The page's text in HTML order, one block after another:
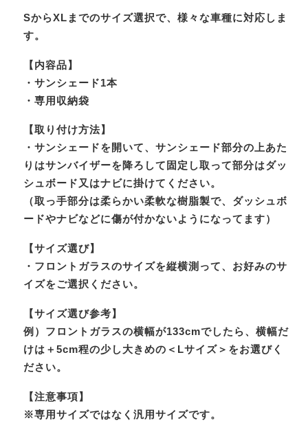
SからXLまでのサイズ選択で、様々な車種に対応しま
す。
【内容品】
・サンシェード1本
・専用収納袋
【取り付け方法】
・サンシェードを開いて、サンシェード部分の上あた
りはサンバイザーを降ろして固定し取って部分はダッ
シュボード又はナビに掛けてください。
（取っ手部分は柔らかい柔軟な樹脂製で、ダッシュボ
ードやナビなどに傷が付かないようになってます）
【サイズ選び】
・フロントガラスのサイズを縦横測って、お好みのサ
イズをご選択ください。
【サイズ選び参考】
例）フロントガラスの横幅が133cmでしたら、横幅だ
けは＋5cm程の少し大きめの＜Lサイズ＞をお選びく
ださい。
【注意事項】
※専用サイズではなく汎用サイズです。